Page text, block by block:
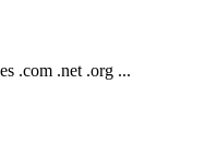
.com .net .org ...